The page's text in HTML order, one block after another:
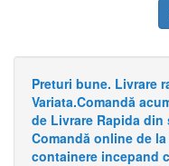
Preturi bune. Livrare
Variata.Comandă
de Livrare Rapida din
Comandă online de
containere incepand